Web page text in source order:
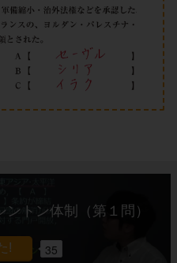
トン体制（第１問）
35